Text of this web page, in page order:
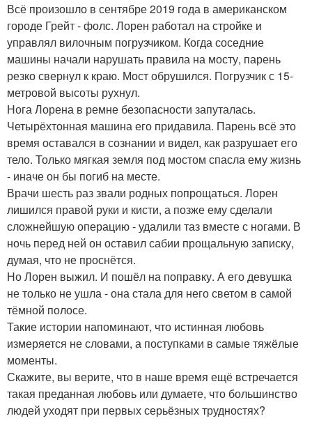
Всё произошло в сентябре 2019 года в американском
городе Грейт - фолс. Лорен работал на стройке и
управлял вилочным погрузчиком. Когда соседние
машины начали нарушать правила на мосту, парень
резко свернул к краю. Мост обрушился. Погрузчик с 15-
метровой высоты рухнул.
Нога Лорена в ремне безопасности запуталась.
Четырёхтонная машина его придавила. Парень всё это
время оставался в сознании и видел, как разрушает его
тело. Только мягкая земля под мостом спасла ему жизнь
- иначе он бы погиб на месте.
Врачи шесть раз звали родных попрощаться. Лорен
лишился правой руки и кисти, а позже ему сделали
сложнейшую операцию - удалили таз вместе с ногами. В
ночь перед ней он оставил сабии прощальную записку,
думая, что не проснётся.
Но Лорен выжил. И пошёл на поправку. А его девушка
не только не ушла - она стала для него светом в самой
тёмной полосе.
Такие истории напоминают, что истинная любовь
измеряется не словами, а поступками в самые тяжёлые
моменты.
Скажите, вы верите, что в наше время ещё встречается
такая преданная любовь или думаете, что большинство
людей уходят при первых серьёзных трудностях?